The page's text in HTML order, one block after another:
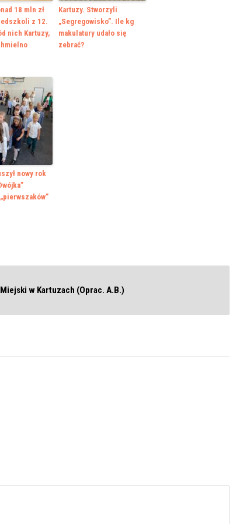
18 mln zł
z 12.
nich Kartuzy,
Kartuzy. Stworzyli
„Segregowisko”. Ile kg
makulatury udało się
zebrać?
nowy rok
w Kartuzach (Oprac. A.B.)